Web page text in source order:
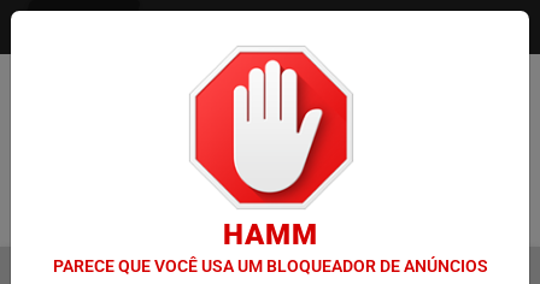
Pesquisar Notícia
DE FILME SOBRE MICHAEL JACKSON PODE COMEÇAR A SER
MENU
HAMM
PARECE QUE VOCÊ USA UM BLOQUEADOR DE ANÚNCIOS